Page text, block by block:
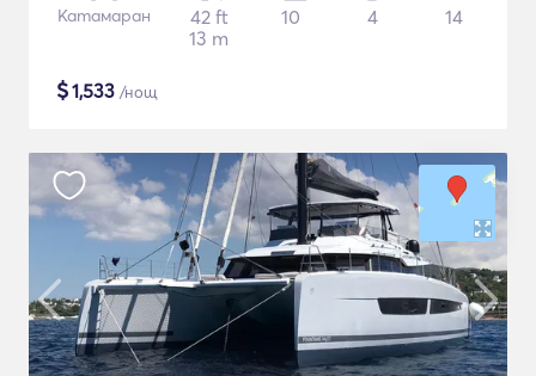
Катамаран
42 ft
13 m
10 4 14
$1,533 /нощ